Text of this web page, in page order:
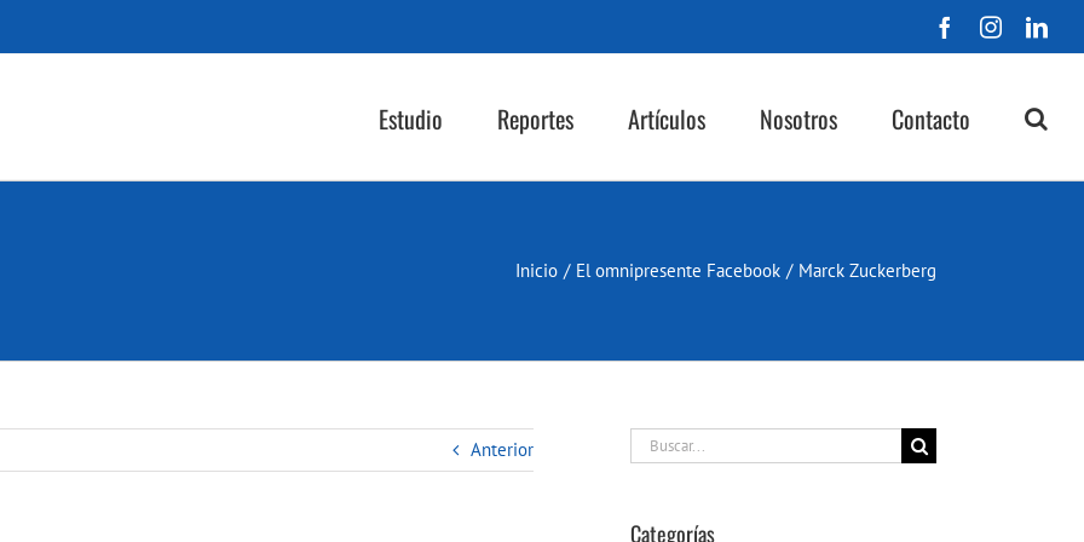
Facebook
Estudio Reportes Artículos Nosotros Contacto
Inicio / El omnipresente Facebook / Marck Zuckerberg
Anterior Buscar:
Categorías